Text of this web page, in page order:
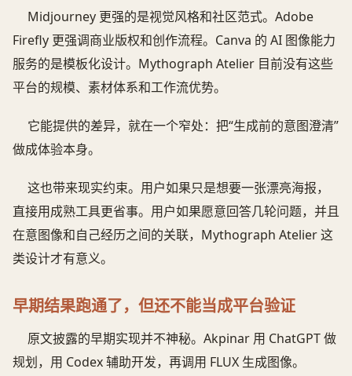
Midjourney 更强的是视觉风格和社区范式。Adobe
Firefly 更强调商业版权和创作流程。Canva 的 AI 图像能力
服务的是模板化设计。Mythograph Atelier 目前没有这些
平台的规模、素材体系和工作流优势。
它能提供的差异，就在一个窄处：把“生成前的意图澄清”
做成体验本身。
这也带来现实约束。用户如果只是想要一张漂亮海报，
直接用成熟工具更省事。用户如果愿意回答几轮问题，并且
在意图像和自己经历之间的关联，Mythograph Atelier 这
类设计才有意义。
早期结果跑通了，但还不能当成平台验证
原文披露的早期实现并不神秘。Akpinar 用 ChatGPT 做
规划，用 Codex 辅助开发，再调用 FLUX 生成图像。